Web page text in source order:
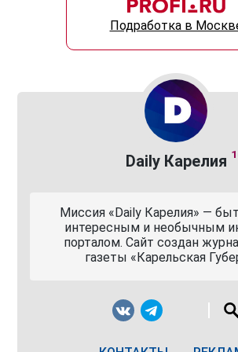
Подработка в
Daily Карелия
Миссия «Daily Карелия» —
интересным и необычным
порталом. Сайт создан
газеты «Карельская